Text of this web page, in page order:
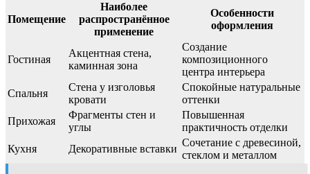
Помещение
Наиболее
распространённое
применение
Особенности
оформления
Гостиная
Акцентная стена,
каминная зона
Создание
композиционного
центра интерьера
Спальня
Стена у изголовья
кровати
Спокойные натуральные
оттенки
Прихожая
Фрагменты стен и
углы
Повышенная
практичность отделки
Кухня
Декоративные вставки
Сочетание с древесиной,
стеклом и металлом